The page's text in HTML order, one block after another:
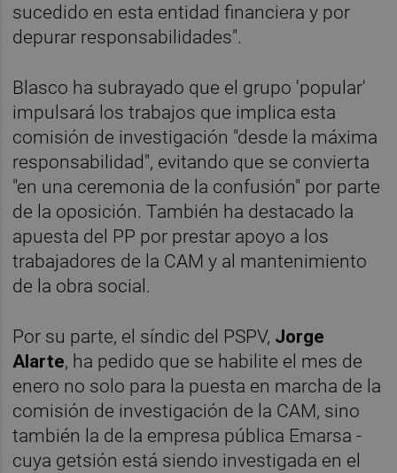
sucedido en esta entidad financiera y por
depurar responsabilidades".
Blasco ha subrayado que el grupo 'popular'
impulsará los trabajos que implica esta
comisión de investigación "desde la máxima
responsabilidad", evitando que se convierta
"en una ceremonia de la confusión" por parte
de la oposición. También ha destacado la
apuesta del PP por prestar apoyo a los
trabajadores de la CAM y al mantenimiento
de la obra social.
Por su parte, el síndic del PSPV, Jorge
Alarte, ha pedido que se habilite el mes de
enero no solo para la puesta en marcha de la
comisión de investigación de la CAM, sino
también la de la empresa pública Emarsa -
cuya getsión está siendo investigada en el